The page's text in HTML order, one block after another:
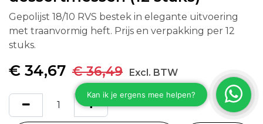
Gepolijst 18/10 RVS bestek in elegante uitvoering
met traanvormig heft. Prijs en verpakking per 12
stuks.
€ 34,67 €36,49 Excl. BTW